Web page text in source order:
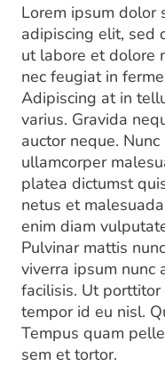
Lorem ipsum dolor
adipiscing elit, sed
ut labore et dolore
nec feugiat in
Adipiscing at in
varius. Gravida
auctor neque.
ullamcorper
platea dictumst
netus et
enim diam
Pulvinar mattis
viverra ipsum nunc
facilisis. Ut
tempor id eu nisl.
Tempus quam
sem et tortor.